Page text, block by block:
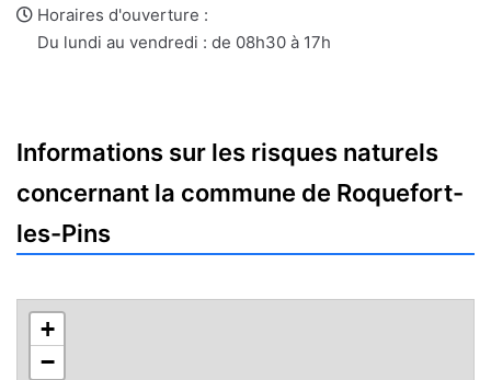
e-
mail
Horaires d'ouverture :
Du lundi au vendredi : de 08h30 à 17h
Informations sur les risques naturels
concernant la commune de Roquefort-
les-Pins
+
−